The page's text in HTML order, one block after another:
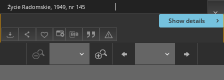
Show details
Życie Radomskie, 1949, nr 145